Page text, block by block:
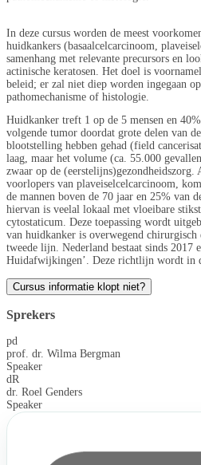
In deze cursus worden de meest
huidkankers (basaalcelcarcinoom,
samenhang met relevante precursors en
actinische keratosen. Het doel is
beleid; er zal niet diep worden ingegaan
pathomechanisme of histologie.
Huidkanker treft 1 op de 5 mensen en
volgende tumor doordat grote delen van
blootstelling hebben gehad (field
laag, maar het volume (ca. 55.000
zwaar op de (eerstelijns)gezondheidszorg.
voorlopers van plaveiselcelcarcinoom,
de mannen boven de 70 jaar en 25% van
hiervan is veelal lokaal met vloeibare
cytostaticum. Deze toepassing wordt
van huidkanker is overwegend chirurgisch
tweede lijn. Nederland bestaat sinds 2017
Huidafwijkingen’. Deze richtlijn wordt in
Cursus informatie klopt niet?
Sprekers
pd
prof. dr. Wilma Bergman
Speaker
dR
dr. Roel Genders
Speaker